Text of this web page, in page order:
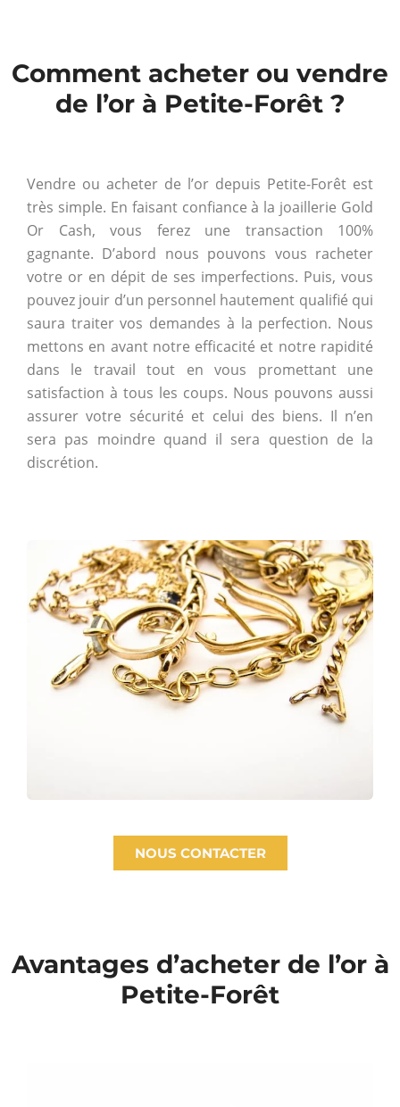
Comment acheter ou vendre
de l’or à Petite-Forêt ?
Vendre ou acheter de l’or depuis Petite-Forêt est
très simple. En faisant confiance à la joaillerie Gold
Or Cash, vous ferez une transaction 100%
gagnante. D’abord nous pouvons vous racheter
votre or en dépit de ses imperfections. Puis, vous
pouvez jouir d’un personnel hautement qualifié qui
saura traiter vos demandes à la perfection. Nous
mettons en avant notre efficacité et notre rapidité
dans le travail tout en vous promettant une
satisfaction à tous les coups. Nous pouvons aussi
assurer votre sécurité et celui des biens. Il n’en
sera pas moindre quand il sera question de la
discrétion.
NOUS CONTACTER
Avantages d’acheter de l’or à
Petite-Forêt